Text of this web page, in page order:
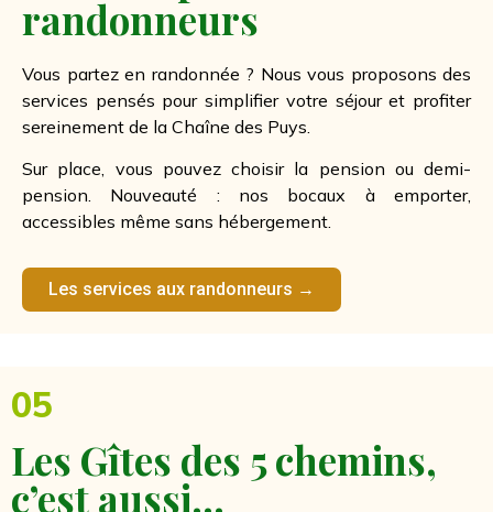
randonneurs
Vous partez en randonnée ? Nous vous proposons des
services pensés pour simplifier votre séjour et profiter
sereinement de la Chaîne des Puys.
Sur place, vous pouvez choisir la pension ou demi-
pension. Nouveauté : nos bocaux à emporter,
accessibles même sans hébergement.
Les services aux randonneurs →
05
Les Gîtes des 5 chemins,
c’est aussi…